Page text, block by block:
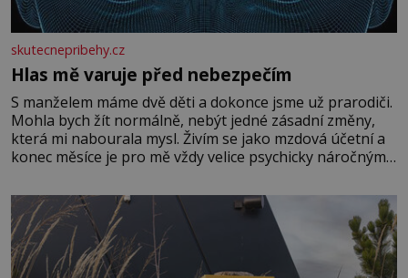
skutecnepribehy.cz
Hlas mě varuje před nebezpečím
S manželem máme dvě děti a dokonce jsme už prarodiči.
Mohla bych žít normálně, nebýt jedné zásadní změny,
která mi nabourala mysl. Živím se jako mzdová účetní a
konec měsíce je pro mě vždy velice psychicky náročným
dál častěji volá o pomoc, co se hlídání týče. Dalo by se